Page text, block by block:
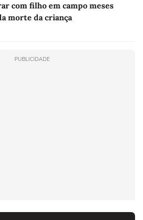
com filho em campo meses
morte da criança
PUBLICIDADE